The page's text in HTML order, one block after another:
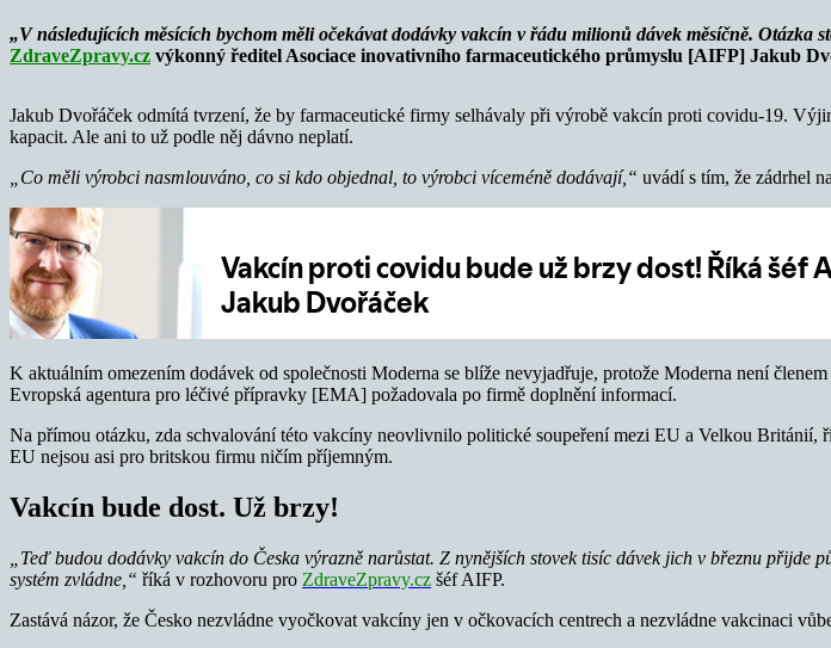
„V následujících měsících bychom měli očekávat dodávky vakcín v řádu milionů dávek měsíčně. Otázka
ZdraveZpravy.cz výkonný ředitel Asociace inovativního farmaceutického průmyslu [AIFP] Jakub
Jakub Dvořáček odmítá tvrzení, že by farmaceutické firmy selhávaly při výrobě vakcín proti covidu-19.
kapacit. Ale ani to už podle něj dávno neplatí.
„Co měli výrobci nasmlouváno, co si kdo objednal, to výrobci víceméně dodávají,“ uvádí s tím, že zádrhel
K aktuálním omezením dodávek od společnosti Moderna se blíže nevyjadřuje, protože Moderna není
Evropská agentura pro léčivé přípravky [EMA] požadovala po firmě doplnění informací.
Na přímou otázku, zda schvalování této vakcíny neovlivnilo politické soupeření mezi EU a Velkou
EU nejsou asi pro britskou firmu ničím příjemným.
Vakcín bude dost. Už brzy!
„Teď budou dodávky vakcín do Česka výrazně narůstat. Z nynějších stovek tisíc dávek jich v březnu
systém zvládne,“ říká v rozhovoru pro ZdraveZpravy.cz šéf AIFP.
Zastává názor, že Česko nezvládne vyočkovat vakcíny jen v očkovacích centrech a nezvládne vakcinaci